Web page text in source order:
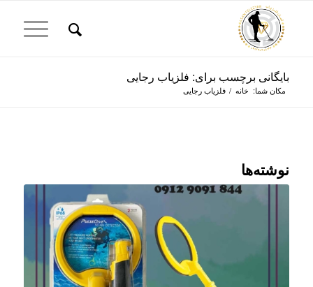
بایگانی برچسب برای: فلزیاب رجایی
مکان شما: خانه / فلزیاب رجایی
نوشته‌ها